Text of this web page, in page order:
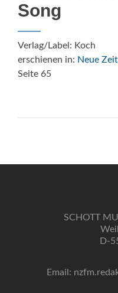
Song
Verlag/Label: Koch
erschienen in: Neue
Seite 65
SCHOTT
D-
Email: